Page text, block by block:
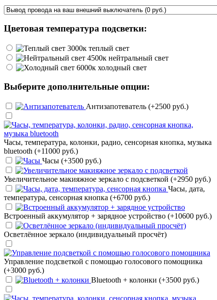
Цветовая температура подсветки:
теплый свет
нейтральный свет
холодный свет
Выберите дополнительные опции:
Антизапотеватель (+2500 руб.)
Часы, температура, колонки, радио, сенсорная кнопка, музыка
bluetooth (+11000 руб.)
Часы (+3500 руб.)
Увеличительное макияжное зеркало с подсветкой (+2950 руб.)
Часы, дата,
температура, сенсорная кнопка (+6700 руб.)
Встроенный аккумулятор + зарядное устройство (+10600 руб.)
Осветлённое зеркало (индивидуальный просчёт)
Управление подсветкой с помощью голосового помощника
(+3000 руб.)
Bluetooth + колонки (+3500 руб.)